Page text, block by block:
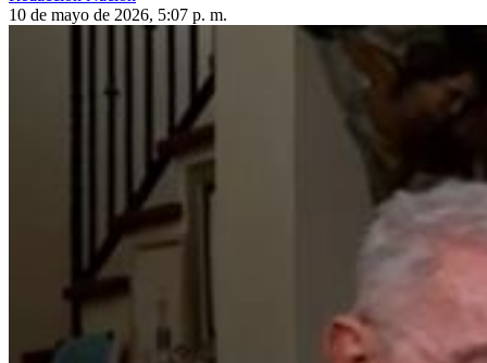
10 de mayo de 2026, 5:07 p. m.